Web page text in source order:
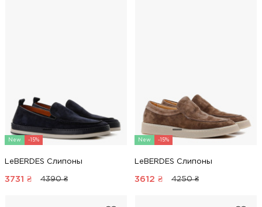
New -15%
LeBERDES Слипоны
3731 ₴ 4390 ₴
New -15%
LeBERDES Слипоны
3612 ₴ 4250 ₴